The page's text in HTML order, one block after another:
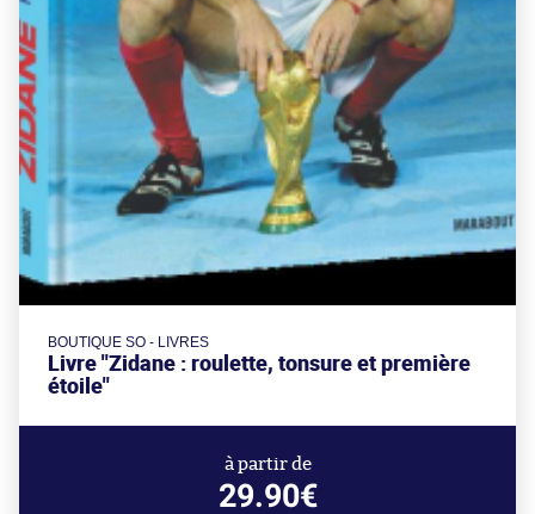
BOUTIQUE SO - LIVRES
Livre "Zidane : roulette, tonsure et première
étoile"
à partir de
29.90€